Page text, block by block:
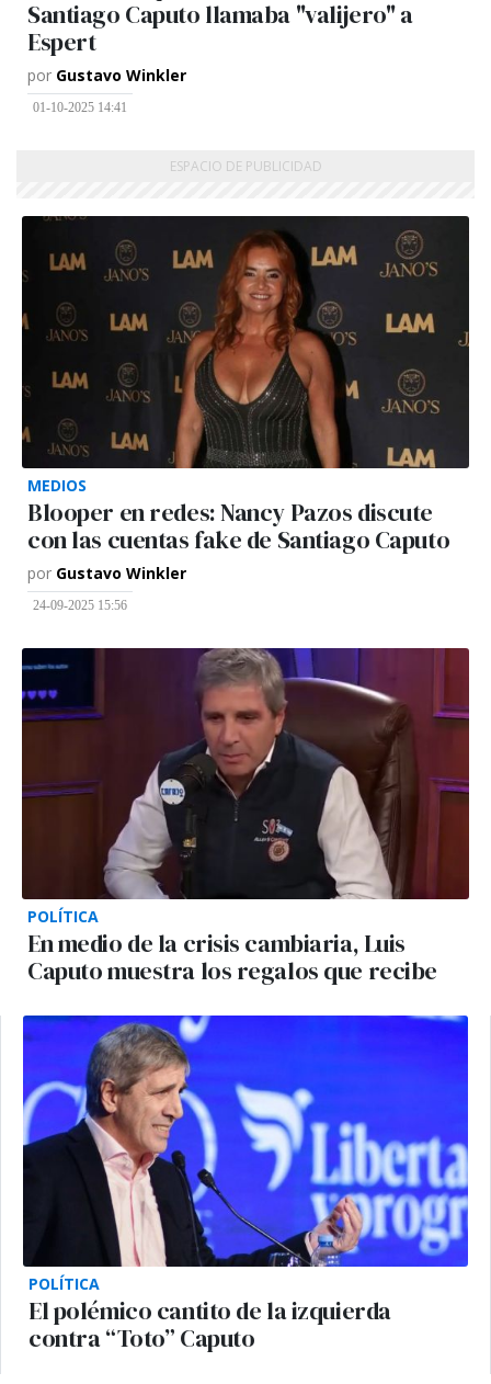
Santiago Caputo llamaba "valijero" a
Espert
por Gustavo Winkler
01-10-2025 14:41
MEDIOS
Blooper en redes: Nancy Pazos discute
con las cuentas fake de Santiago Caputo
por Gustavo Winkler
24-09-2025 15:56
POLÍTICA
En medio de la crisis cambiaria, Luis
Caputo muestra los regalos que recibe
POLÍTICA
El polémico cantito de la izquierda
contra “Toto” Caputo